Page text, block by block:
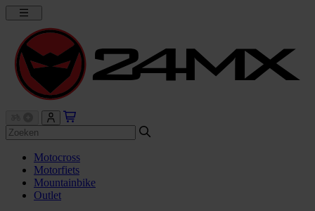
Motocross
Motorfiets
Mountainbike
Outlet